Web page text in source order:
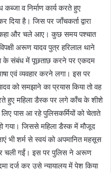
व निर्माण कार्य करते हुए
है। जिस पर जाँचकर्ता द्वारा
कहा और चले आए। कुछ समय पश्चात
अरूण यादव पुत्र हरिलाल थाने
के संबंध में पूछताछ करने पर एकदम
एवं व्यवहार करने लगा। इस पर
को समझाने का प्रयास किया तो वह
हुए महिला डैस्क पर लगे काँच के शीशे
पास आ रहे पुलिसकर्मियों को चेताते
गया। जिससे महिला डैस्क में मौजूद
भी शर्म से स्वयं को अपमानित महसूस
चली गईं। इस पर पुलिस ने अरूण
दर्ज कर उसे न्यायालय में पेश किया